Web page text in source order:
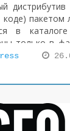
пакетом
в каталоге
только в
не